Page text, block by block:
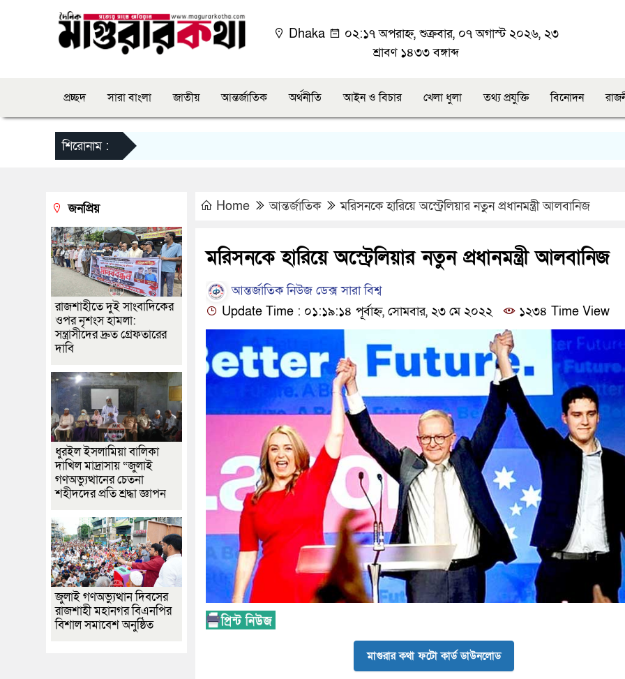
Dhaka
০২:১৭ অপরাহ্ন, শুক্রবার, ০৭ অগাস্ট ২০২৬, ২৩
শ্রাবণ ১৪৩৩ বঙ্গাব্দ
প্রচ্ছদ সারা বাংলা জাতীয় আন্তর্জাতিক অর্থনীতি আইন ও বিচার খেলা ধুলা তথ্য প্রযুক্তি বিনোদন
শিরোনাম :
Home আন্তর্জাতিক মরিসনকে হারিয়ে অস্ট্রেলিয়ার নতুন প্রধানমন্ত্রী আলবানিজ
মরিসনকে হারিয়ে অস্ট্রেলিয়ার নতুন প্রধানমন্ত্রী আলবানিজ
আন্তর্জাতিক নিউজ ডেক্স সারা বিশ্ব
Update Time : ০১:১৯:১৪ পূর্বাহ্ন, সোমবার, ২৩ মে ২০২২
১২৩৪ Time View
মাগুরার কথা ফটো কার্ড ডাউনলোড
জনপ্রিয়
রাজশাহীতে দুই সাংবাদিকের
ওপর নৃশংস হামলা:
সন্ত্রাসীদের দ্রুত গ্রেফতারের
দাবি
ধুরইল ইসলামিয়া বালিকা
দাখিল মাদ্রাসায় “জুলাই
গণঅভ্যুত্থানের চেতনা
শহীদদের প্রতি শ্রদ্ধা জ্ঞাপন
জুলাই গণঅভ্যুত্থান দিবসের
রাজশাহী মহানগর বিএনপির
বিশাল সমাবেশ অনুষ্ঠিত